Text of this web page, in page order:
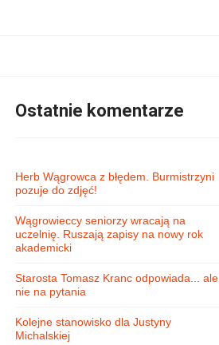
Ostatnie komentarze
Herb Wągrowca z błędem. Burmistrzyni
pozuje do zdjęć!
Wągrowieccy seniorzy wracają na
uczelnię. Ruszają zapisy na nowy rok
akademicki
Starosta Tomasz Kranc odpowiada... ale
nie na pytania
Kolejne stanowisko dla Justyny
Michalskiej